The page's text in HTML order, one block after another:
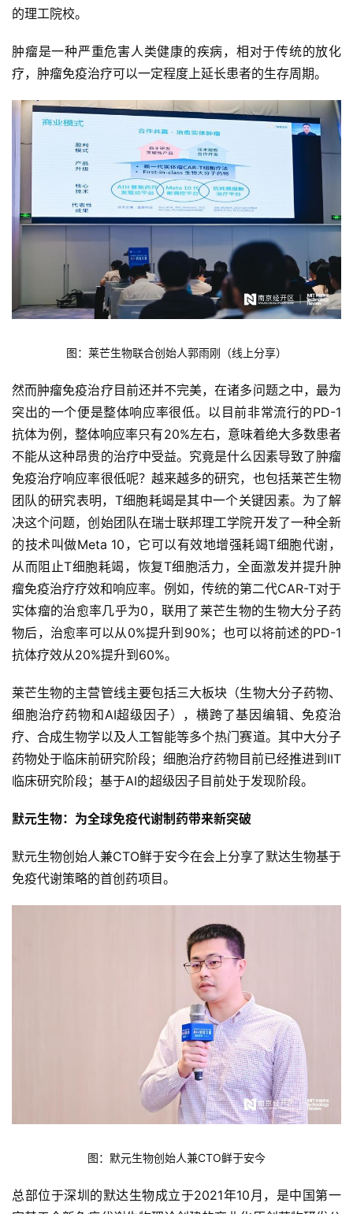
的理工院校。
肿瘤是一种严重危害人类健康的疾病，相对于传统的放化
疗，肿瘤免疫治疗可以一定程度上延长患者的生存周期。
图：莱芒生物联合创始人郭雨刚（线上分享）
然而肿瘤免疫治疗目前还并不完美，在诸多问题之中，最为
突出的一个便是整体响应率很低。以目前非常流行的PD-1
抗体为例，整体响应率只有20%左右，意味着绝大多数患者
不能从这种昂贵的治疗中受益。究竟是什么因素导致了肿瘤
免疫治疗响应率很低呢？越来越多的研究，也包括莱芒生物
团队的研究表明，T细胞耗竭是其中一个关键因素。为了解
决这个问题，创始团队在瑞士联邦理工学院开发了一种全新
的技术叫做Meta 10，它可以有效地增强耗竭T细胞代谢，
从而阻止T细胞耗竭，恢复T细胞活力，全面激发并提升肿
瘤免疫治疗疗效和响应率。例如，传统的第二代CAR-T对于
实体瘤的治愈率几乎为0，联用了莱芒生物的生物大分子药
物后，治愈率可以从0%提升到90%；也可以将前述的PD-1
抗体疗效从20%提升到60%。
莱芒生物的主营管线主要包括三大板块（生物大分子药物、
细胞治疗药物和AI超级因子），横跨了基因编辑、免疫治
疗、合成生物学以及人工智能等多个热门赛道。其中大分子
药物处于临床前研究阶段；细胞治疗药物目前已经推进到IIT
临床研究阶段；基于AI的超级因子目前处于发现阶段。
默元生物：为全球免疫代谢制药带来新突破
默元生物创始人兼CTO鲜于安今在会上分享了默达生物基于
免疫代谢策略的首创药项目。
图：默元生物创始人兼CTO鲜于安今
总部位于深圳的默达生物成立于2021年10月，是中国第一